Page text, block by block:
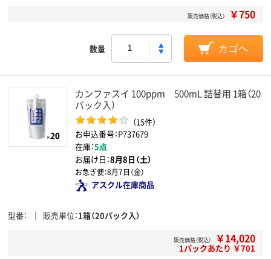
販売価格（税込） ￥750
数量 カゴへ
カンファスイ 100ppm 500mL 詰替用 1箱（20
パック入）
（15件）
お申込番号：P737679
在庫：5点
お届け日：8月8日（土）
お急ぎ便：8月7日（金）
アスクル在庫商品
型番 販売単位 1箱（20パック入）
販売価格（税込） ￥14,020
1パックあたり ￥701